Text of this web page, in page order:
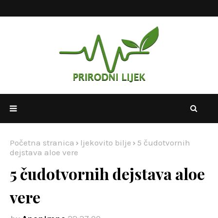
Početna stranica ljekovito bilje
5 čudotvornih
dejstava aloe vere
5 čudotvornih dejstava aloe
vere